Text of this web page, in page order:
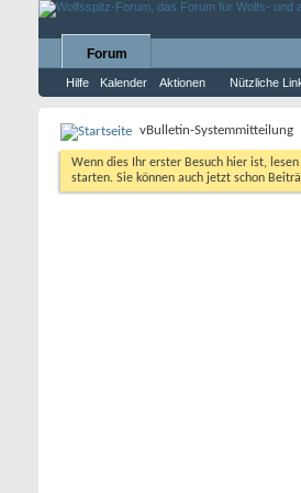
Forum
Hilfe Kalender Aktionen Nützliche
vBulletin-Systemmitteilung
Wenn dies Ihr erster Besuch hier ist,
starten. Sie können auch jetzt schon